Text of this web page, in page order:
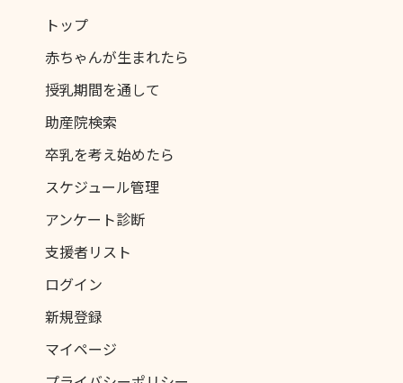
トップ
赤ちゃんが生まれたら
授乳期間を通して
助産院検索
卒乳を考え始めたら
スケジュール管理
アンケート診断
支援者リスト
ログイン
新規登録
マイページ